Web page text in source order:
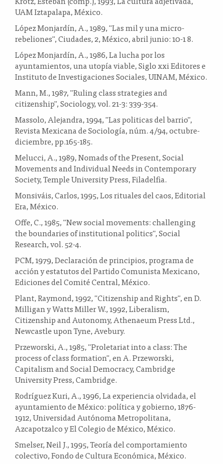
UAM Iztapalapa, México.
López Monjardín, A., 1989, "Las mil y una micro-
rebeliones", Ciudades, 2, México, abril junio: 10-1 8.
López Monjardín, A., 1986, La lucha por los
ayuntamientos, una utopía viable, Siglo xxi Editores e
Instituto de Investigaciones Sociales, UINAM, México.
Mann, M., 1987, "Ruling class strategies and
citizenship", Sociology, vol. 21-3: 339-354.
Massolo, Alejandra, 1994, "Las politicas del barrio",
Revista Mexicana de Sociología, núm. 4/94, octubre-
diciembre, pp.165-185.
Melucci, A., 1989, Nomads of the Present, Social
Movements and Individual Needs in Contemporary
Society, Temple University Press, Filadelfia.
Monsiváis, Carlos, 1995, Los rituales del caos, Editorial
Era, México.
Offe, C., 1985, "New social movements: challenging
the boundaries of institutional politics", Social
Research, vol. 52-4.
PCM, 1979, Declaración de principios, programa de
acción y estatutos del Partido Comunista Mexicano,
Ediciones del Comité Central, México.
Plant, Raymond, 1992, "Citizenship and Rights", en D.
Milligan y Watts Miller W., 1992, Liberalism,
Citizenship and Autonomy, Athenaeum Press Ltd.,
Newcastle upon Tyne, Avebury.
Przeworski, A., 1985, "Proletariat into a class: The
process of class formation", en A. Przeworski,
Capitalism and Social Democracy, Cambridge
University Press, Cambridge.
Rodríguez Kuri, A., 1996, La experiencia olvidada, el
ayuntamiento de México: política y gobierno, 1876-
1912, Universidad Autónoma Metropolitana,
Azcapotzalco y El Colegio de México, México.
Smelser, Neil J., 1995, Teoría del comportamiento
colectivo, Fondo de Cultura Económica, México.